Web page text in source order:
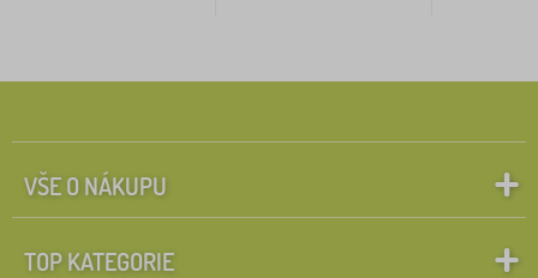
VŠE O NÁKUPU
TOP KATEGORIE